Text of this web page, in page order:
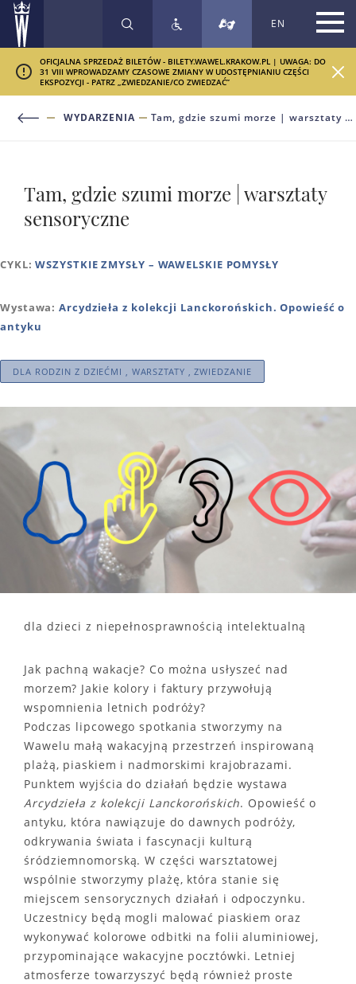
SZUKAJ EN
OFICJALNA SPRZEDAŻ BILETÓW - BILETY.WAWEL.KRAKOW.PL | UWAGA: DO
31 VIII WPROWADZAMY CZASOWE ZMIANY W UDOSTĘPNIANIU CZĘŚCI
EKSPOZYCJI - PATRZ „ZWIEDZANIE/CO ZWIEDZAĆ”
WYDARZENIA Tam, gdzie szumi morze | warsztaty sensoryczne
Tam, gdzie szumi morze | warsztaty
sensoryczne
CYKL:WSZYSTKIE ZMYSŁY – WAWELSKIE POMYSŁY
Wystawa:Arcydzieła z kolekcji Lanckorońskich. Opowieść o
antyku
DLA RODZIN Z DZIEĆMI , WARSZTATY , ZWIEDZANIE
dla dzieci z niepełnosprawnością intelektualną
Jak pachną wakacje? Co można usłyszeć nad
morzem? Jakie kolory i faktury przywołują
wspomnienia letnich podróży?
Podczas lipcowego spotkania stworzymy na
Wawelu małą wakacyjną przestrzeń inspirowaną
plażą, piaskiem i nadmorskimi krajobrazami.
Punktem wyjścia do działań będzie wystawa
Arcydzieła z kolekcji Lanckorońskich. Opowieść o
antyku, która nawiązuje do dawnych podróży,
odkrywania świata i fascynacji kulturą
śródziemnomorską. W części warsztatowej
wspólnie stworzymy plażę, która stanie się
miejscem sensorycznych działań i odpoczynku.
Uczestnicy będą mogli malować piaskiem oraz
wykonywać kolorowe odbitki na folii aluminiowej,
przypominające wakacyjne pocztówki. Letniej
atmosferze towarzyszyć będą również proste